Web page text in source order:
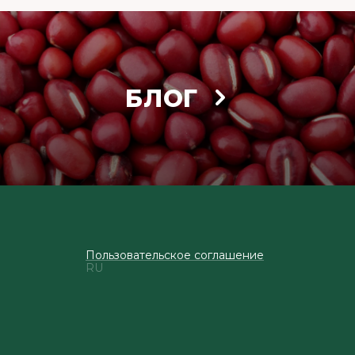
БЛОГ
Пользовательское соглашение
RU